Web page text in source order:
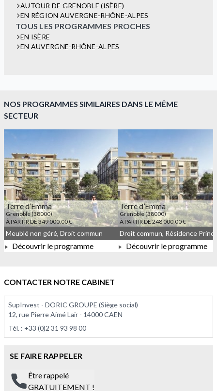
AUTOUR DE GRENOBLE (ISÈRE)
EN RÉGION AUVERGNE-RHÔNE-ALPES
TOUS LES PROGRAMMES PROCHES
EN ISÈRE
EN AUVERGNE-RHÔNE-ALPES
NOS PROGRAMMES SIMILAIRES DANS LE MÊME
SECTEUR
Terre d’Emma
Grenoble (38000)
À PARTIR DE 349 000,00 €
À PARTIR DE 349 000,00 €
Meublé non géré, Droit commun
Découvrir le programme
Terre d’Emma
Grenoble (38000)
À PARTIR DE 248 000,00 €
Découvrir le programme
CONTACTER NOTRE CABINET
SupInvest - DORIC GROUPE (Siège social)
12, rue Pierre Aimé Lair - 14000 CAEN
Tél. : +33 (0)2 31 93 98 00
SE FAIRE RAPPELER
Être rappelé
GRATUITEMENT !